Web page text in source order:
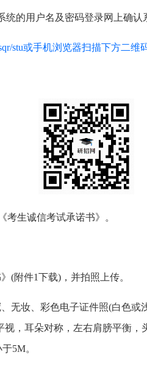
统的用户名及密码登录网上确认
stu或手机浏览器扫描下方二
考生诚信考试承诺书》。
(附件1下载)，并拍照上传。
无妆、彩色电子证件照(白色或
，耳朵对称，左右肩膀平衡，
5M。